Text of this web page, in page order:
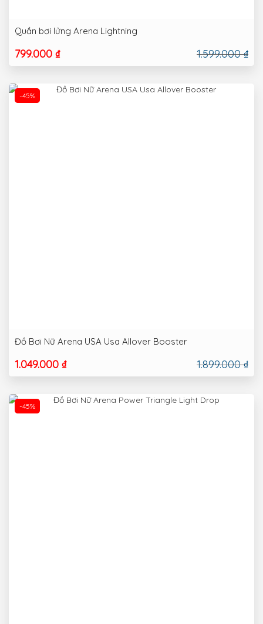
Quần bơi lửng Arena Lightning
799.000 ₫ 1.599.000 ₫
-45%
Đồ Bơi Nữ Arena USA Usa Allover Booster
1.049.000 ₫ 1.899.000 ₫
-45%